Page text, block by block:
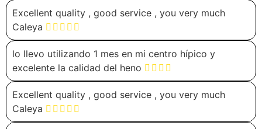
Excellent quality , good service , you very much
Caleya
lo llevo utilizando 1 mes en mi centro hípico y
excelente la calidad del heno
Excellent quality , good service , you very much
Caleya